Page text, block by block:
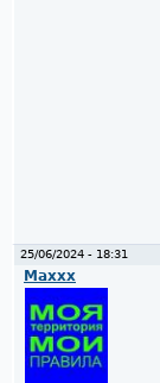
25/06/2024 - 18:31
Maxxx